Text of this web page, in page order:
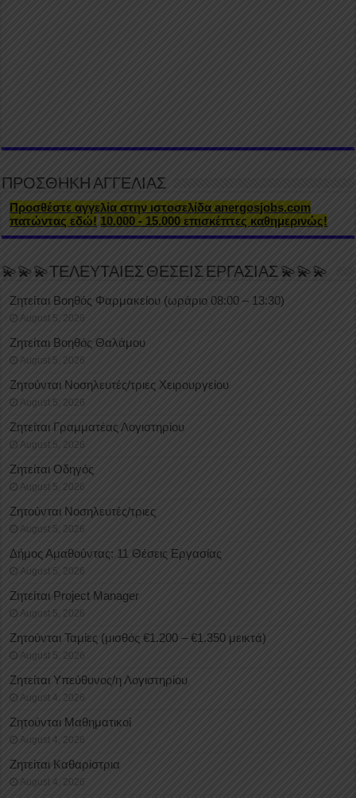
ΠΡΟΣΘΗΚΗ ΑΓΓΕΛΙΑΣ
Προσθέστε αγγελία στην ιστοσελίδα anergosjobs.com
πατώντας εδώ! 10.000 - 15.000 επισκέπτες καθημερινώς!
💫💫💫ΤΕΛΕΥΤΑΙΕΣ ΘΕΣΕΙΣ ΕΡΓΑΣΙΑΣ 💫💫💫
Ζητείται Βοηθός Φαρμακείου (ωράριο 08:00 – 13:30)
August 5, 2026
Ζητείται Βοηθός Θαλάμου
August 5, 2026
Ζητούνται Νοσηλευτές/τριες Χειρουργείου
August 5, 2026
Ζητείται Γραμματέας Λογιστηρίου
August 5, 2026
Ζητείται Οδηγός
August 5, 2026
Ζητούνται Νοσηλευτές/τριες
August 5, 2026
Δήμος Αμαθούντας: 11 Θέσεις Εργασίας
August 5, 2026
Ζητείται Project Manager
August 5, 2026
Ζητούνται Ταμίες (μισθός €1.200 – €1.350 μεικτά)
August 5, 2026
Ζητείται Υπεύθυνος/η Λογιστηρίου
August 4, 2026
Ζητούνται Μαθηματικοί
August 4, 2026
Ζητείται Καθαρίστρια
August 4, 2026